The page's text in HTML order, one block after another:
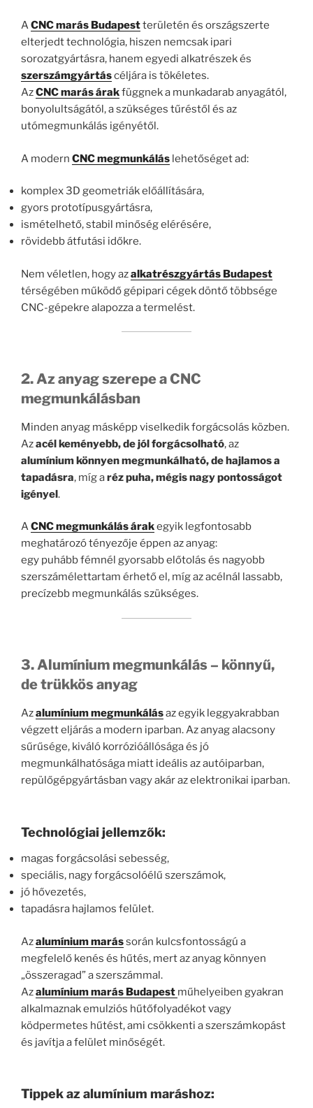
ACNC marás Budapestterületén és országszerte
elterjedt technológia, hiszen nemcsak ipari
sorozatgyártásra, hanem egyedi alkatrészek és
szerszámgyártáscéljára is tökéletes.
AzCNC marás árakfüggnek a munkadarab anyagától,
bonyolultságától, a szükséges tűréstől és az
utómegmunkálás igényétől.
A modern CNC megmunkálás lehetőséget ad:
komplex 3D geometriák előállítására,
gyors prototípusgyártásra,
ismételhető, stabil minőség elérésére,
rövidebb átfutási időkre.
Nem véletlen, hogy azalkatrészgyártás Budapest
térségében működő gépipari cégek döntő többsége
CNC-gépekre alapozza a termelést.
2. Az anyag szerepe a CNC
megmunkálásban
Minden anyag másképp viselkedik forgácsolás közben.
Azacél keményebb, de jól forgácsolható, az
alumínium könnyen megmunkálható, de hajlamos a
tapadásra, míg aréz puha, mégis nagy pontosságot
igényel.
ACNC megmunkálás árakegyik legfontosabb
meghatározó tényezője éppen az anyag:
egy puhább fémnél gyorsabb előtolás és nagyobb
szerszámélettartam érhető el, míg az acélnál lassabb,
precízebb megmunkálás szükséges.
3. Alumínium megmunkálás – könnyű,
de trükkös anyag
Azalumínium megmunkálásaz egyik leggyakrabban
végzett eljárás a modern iparban. Az anyag alacsony
sűrűsége, kiváló korrózióállósága és jó
megmunkálhatósága miatt ideális az autóiparban,
repülőgépgyártásban vagy akár az elektronikai iparban.
Technológiai jellemzők:
magas forgácsolási sebesség,
speciális, nagy forgácsolóélű szerszámok,
jó hővezetés,
tapadásra hajlamos felület.
Azalumínium marássorán kulcsfontosságú a
megfelelő kenés és hűtés, mert az anyag könnyen
„összeragad” a szerszámmal.
Azalumínium marás Budapest műhelyeiben gyakran
alkalmaznak emulziós hűtőfolyadékot vagy
ködpermetes hűtést, ami csökkenti a szerszámkopást
és javítja a felület minőségét.
Tippek az alumínium maráshoz: